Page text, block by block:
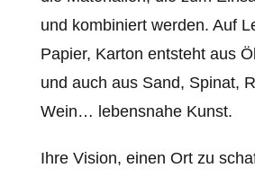
und kombiniert werden. Auf
Papier, Karton entsteht aus
und auch aus Sand, Spinat,
Wein… lebensnahe Kunst.
Ihre Vision, einen Ort zu